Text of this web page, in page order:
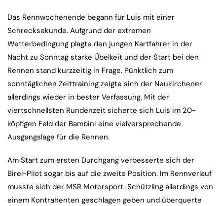
Das Rennwochenende begann für Luis mit einer
Schrecksekunde. Aufgrund der extremen
Wetterbedingung plagte den jungen Kartfahrer in der
Nacht zu Sonntag starke Übelkeit und der Start bei den
Rennen stand kurzzeitig in Frage. Pünktlich zum
sonntäglichen Zeittraining zeigte sich der Neukirchener
allerdings wieder in bester Verfassung. Mit der
viertschnellsten Rundenzeit sicherte sich Luis im 20-
köpfigen Feld der Bambini eine vielversprechende
Ausgangslage für die Rennen.
Am Start zum ersten Durchgang verbesserte sich der
Birel-Pilot sogar bis auf die zweite Position. Im Rennverlauf
musste sich der MSR Motorsport-Schützling allerdings von
einem Kontrahenten geschlagen geben und überquerte